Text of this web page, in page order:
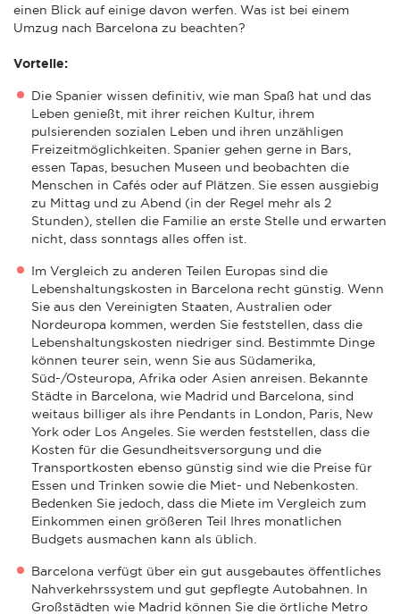
einen Blick auf einige davon werfen. Was ist bei einem
Umzug nach Barcelona zu beachten?
Vorteile:
Die Spanier wissen definitiv, wie man Spaß hat und das
Leben genießt, mit ihrer reichen Kultur, ihrem
pulsierenden sozialen Leben und ihren unzähligen
Freizeitmöglichkeiten. Spanier gehen gerne in Bars,
essen Tapas, besuchen Museen und beobachten die
Menschen in Cafés oder auf Plätzen. Sie essen ausgiebig
zu Mittag und zu Abend (in der Regel mehr als 2
Stunden), stellen die Familie an erste Stelle und erwarten
nicht, dass sonntags alles offen ist.
Im Vergleich zu anderen Teilen Europas sind die
Lebenshaltungskosten in Barcelona recht günstig. Wenn
Sie aus den Vereinigten Staaten, Australien oder
Nordeuropa kommen, werden Sie feststellen, dass die
Lebenshaltungskosten niedriger sind. Bestimmte Dinge
können teurer sein, wenn Sie aus Südamerika,
Süd-/Osteuropa, Afrika oder Asien anreisen. Bekannte
Städte in Barcelona, wie Madrid und Barcelona, sind
weitaus billiger als ihre Pendants in London, Paris, New
York oder Los Angeles. Sie werden feststellen, dass die
Kosten für die Gesundheitsversorgung und die
Transportkosten ebenso günstig sind wie die Preise für
Essen und Trinken sowie die Miet- und Nebenkosten.
Bedenken Sie jedoch, dass die Miete im Vergleich zum
Einkommen einen größeren Teil Ihres monatlichen
Budgets ausmachen kann als üblich.
Barcelona verfügt über ein gut ausgebautes öffentliches
Nahverkehrssystem und gut gepflegte Autobahnen. In
Großstädten wie Madrid können Sie die örtliche Metro